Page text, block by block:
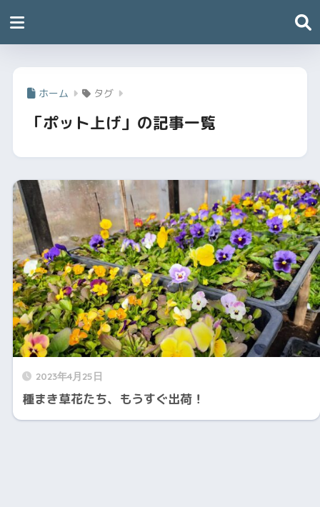
ホーム タグ
「ポット上げ」の記事一覧
2023年4月25日
種まき草花たち、もうすぐ出荷！